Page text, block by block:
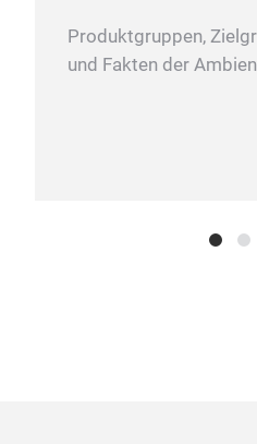
Produktgruppen,
und Fakten der